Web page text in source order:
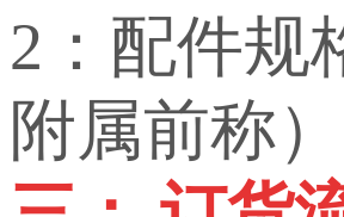
2：配件规
附属前称）